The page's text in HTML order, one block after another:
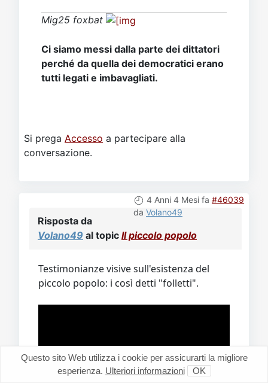
Mig25 foxbat
Ci siamo messi dalla parte dei dittatori
perché da quella dei democratici erano
tutti legati e imbavagliati.
Si prega Accesso a partecipare alla
conversazione.
4 Anni 4 Mesi fa #46039
da Volano49
Risposta da
Volano49 al topic Il piccolo popolo
Testimonianze visive sull'esistenza del
piccolo popolo: i così detti "folletti".
Questo sito Web utilizza i cookie per assicurarti la migliore
esperienza. Ulteriori informazioni OK